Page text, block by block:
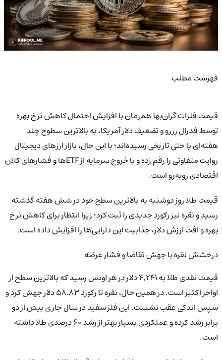
فهرست مطلب
قیمت فلزات گران‌بها هم‌زمان با افزایش احتمال کاهش نرخ بهره
توسط فدرال رزرو و تضعیف دلار آمریکا، به بالاترین سطوح چند
هفته‌ای یا حتی تاریخی رسیده‌اند؛ با این حال، بازار ارزهای دیجیتال
روایت متفاوتی را رقم زده و با خروج سرمایه از ETFها و فشارهای کلان
اقتصادی رو‌به‌رو است.
قیمت طلا روز دوشنبه به بالاترین سطح خود در شش هفته گذشته
رسید و نقره نیز رکورد جدیدی را ثبت کرد؛ زیرا انتظار برای کاهش نرخ
بهره و افت ارزش دلار، جذابیت این دارایی‌ها را افزایش داده است.
درخشش نقره با جهش تقاضا و فشار عرضه
قیمت نقدی طلا به ۴٬۲۴۱ دلار در هر اونس رسید که بالاترین سطح از
اواخر اکتبر است. در همین حال، نقره تا رکورد ۵۸.۸۳ دلار جهش کرد و
سپس اندکی عقب نشست. این فلز سفید در سال جاری بیش از دو
برابر رشد کرده و عملکردی بسیار بهتر از رشد ۶۰ درصدی طلا داشته
است.